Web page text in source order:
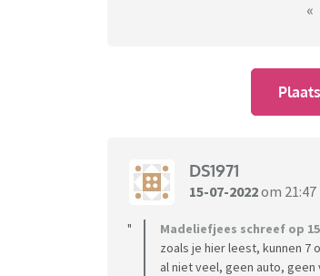
momenteel met het
Nadat eerst de vaste lasten al
bovenop.
«
DS1971
15-07-2022om 21:47
Madeliefjees schreef op
zoals je hier leest, kunnen 7
al niet veel, geen auto,